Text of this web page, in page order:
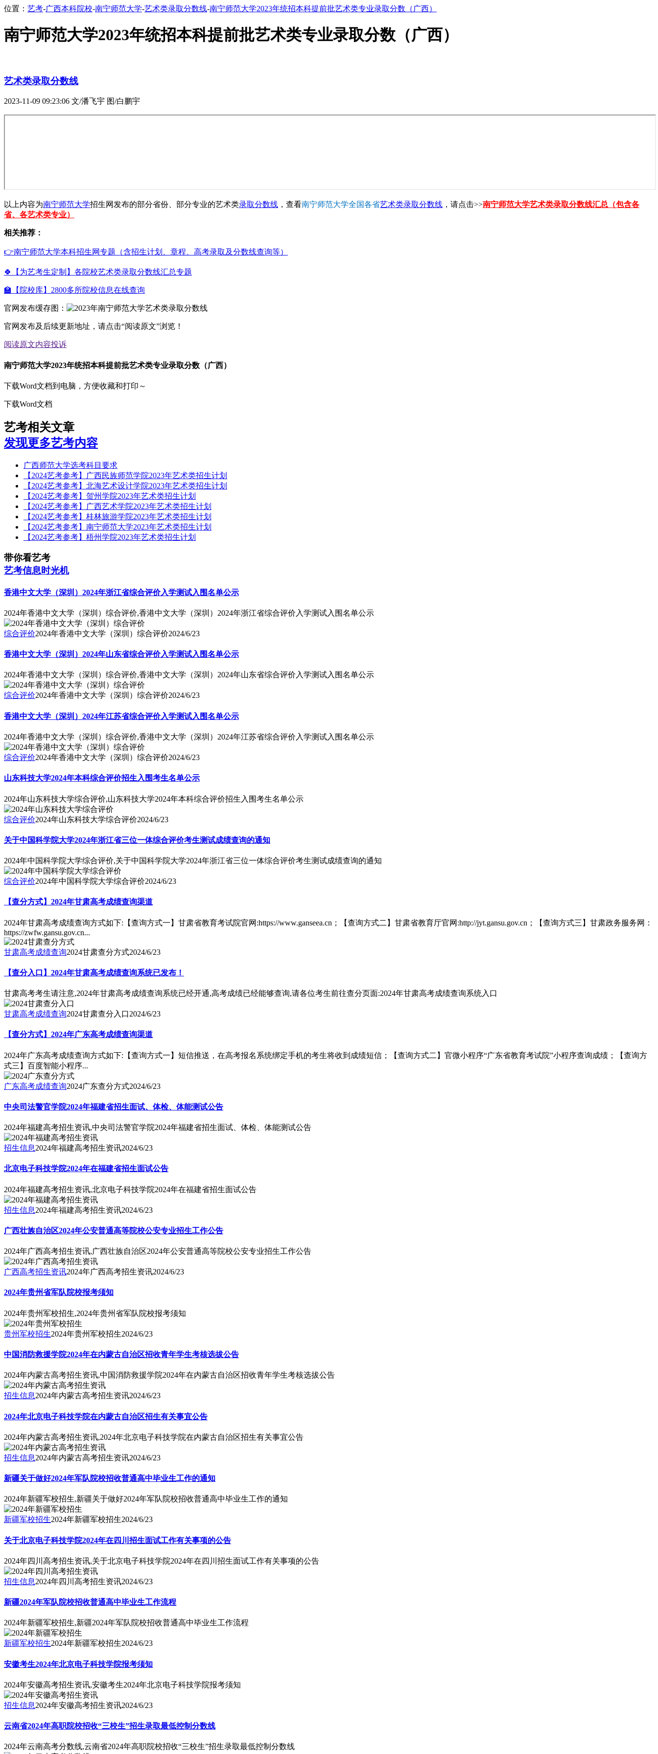
位置： 艺考-广西本科院校-南宁师范大学-艺术类录取分数线-南宁师范大学2023年统招本科提前批艺术类专业录取分数（广西）
南宁师范大学2023年统招本科提前批艺术类专业录取分数（广西）
艺术类录取分数线
2023-11-09 09:23:06 文/潘飞宇 图/白鹏宇
以上内容为南宁师范大学招生网发布的部分省份、部分专业的艺术类录取分数线 ，查看南宁师范大学全国各省艺术类录取分数线 ，请点击>>南宁师范大学艺术类录取分数线汇总（包含各
省、各艺术类专业）
相关推荐：
👉南宁师范大学本科招生网专题（含招生计划、章程、高考录取及分数线查询等）
🍀【为艺考生定制】各院校艺术类录取分数线汇总专题
🏫【院校库】2800多所院校信息在线查询
官网发布缓存图：
官网发布及后续更新地址，请点击“阅读原文”浏览！
阅读原文内容投诉
南宁师范大学2023年统招本科提前批艺术类专业录取分数（广西）
下载Word文档到电脑，方便收藏和打印～
下载Word文档
艺考相关文章
发现更多艺考内容
广西师范大学选考科目要求
【2024艺考参考】广西民族师范学院2023年艺术类招生计划
【2024艺考参考】北海艺术设计学院2023年艺术类招生计划
【2024艺考参考】贺州学院2023年艺术类招生计划
【2024艺考参考】广西艺术学院2023年艺术类招生计划
【2024艺考参考】桂林旅游学院2023年艺术类招生计划
【2024艺考参考】南宁师范大学2023年艺术类招生计划
【2024艺考参考】梧州学院2023年艺术类招生计划
带你看艺考
艺考信息时光机
香港中文大学（深圳）2024年浙江省综合评价入学测试入围名单公示
2024年香港中文大学（深圳）综合评价,香港中文大学（深圳）2024年浙江省综合评价入学测试入围名单公示
综合评价2024年香港中文大学（深圳）综合评价2024/6/23
香港中文大学（深圳）2024年山东省综合评价入学测试入围名单公示
2024年香港中文大学（深圳）综合评价,香港中文大学（深圳）2024年山东省综合评价入学测试入围名单公示
综合评价2024年香港中文大学（深圳）综合评价2024/6/23
香港中文大学（深圳）2024年江苏省综合评价入学测试入围名单公示
2024年香港中文大学（深圳）综合评价,香港中文大学（深圳）2024年江苏省综合评价入学测试入围名单公示
综合评价2024年香港中文大学（深圳）综合评价2024/6/23
山东科技大学2024年本科综合评价招生入围考生名单公示
2024年山东科技大学综合评价,山东科技大学2024年本科综合评价招生入围考生名单公示
综合评价2024年山东科技大学综合评价2024/6/23
关于中国科学院大学2024年浙江省三位一体综合评价考生测试成绩查询的通知
2024年中国科学院大学综合评价,关于中国科学院大学2024年浙江省三位一体综合评价考生测试成绩查询的通知
综合评价2024年中国科学院大学综合评价2024/6/23
【查分方式】2024年甘肃高考成绩查询渠道
2024年甘肃高考成绩查询方式如下:【查询方式一】甘肃省教育考试院官网:https://www.ganseea.cn；【查询方式二】甘肃省教育厅官网:http://jyt.gansu.gov.cn；【查询方式三】甘肃政务服务网：
https://zwfw.gansu.gov.cn...
甘肃高考成绩查询2024甘肃查分方式2024/6/23
【查分入口】2024年甘肃高考成绩查询系统已发布！
甘肃高考考生请注意,2024年甘肃高考成绩查询系统已经开通,高考成绩已经能够查询,请各位考生前往查分页面:2024年甘肃高考成绩查询系统入口
甘肃高考成绩查询2024甘肃查分入口2024/6/23
【查分方式】2024年广东高考成绩查询渠道
2024年广东高考成绩查询方式如下:【查询方式一】短信推送，在高考报名系统绑定手机的考生将收到成绩短信；【查询方式二】官微小程序“广东省教育考试院”小程序查询成绩；【查询方
式三】百度智能小程序...
广东高考成绩查询2024广东查分方式2024/6/23
中央司法警官学院2024年福建省招生面试、体检、体能测试公告
2024年福建高考招生资讯,中央司法警官学院2024年福建省招生面试、体检、体能测试公告
招生信息2024年福建高考招生资讯2024/6/23
北京电子科技学院2024年在福建省招生面试公告
2024年福建高考招生资讯,北京电子科技学院2024年在福建省招生面试公告
招生信息2024年福建高考招生资讯2024/6/23
广西壮族自治区2024年公安普通高等院校公安专业招生工作公告
2024年广西高考招生资讯,广西壮族自治区2024年公安普通高等院校公安专业招生工作公告
广西高考招生资讯2024年广西高考招生资讯2024/6/23
2024年贵州省军队院校报考须知
2024年贵州军校招生,2024年贵州省军队院校报考须知
贵州军校招生2024年贵州军校招生2024/6/23
中国消防救援学院2024年在内蒙古自治区招收青年学生考核选拔公告
2024年内蒙古高考招生资讯,中国消防救援学院2024年在内蒙古自治区招收青年学生考核选拔公告
招生信息2024年内蒙古高考招生资讯2024/6/23
2024年北京电子科技学院在内蒙古自治区招生有关事宜公告
2024年内蒙古高考招生资讯,2024年北京电子科技学院在内蒙古自治区招生有关事宜公告
招生信息2024年内蒙古高考招生资讯2024/6/23
新疆关于做好2024年军队院校招收普通高中毕业生工作的通知
2024年新疆军校招生,新疆关于做好2024年军队院校招收普通高中毕业生工作的通知
新疆军校招生2024年新疆军校招生2024/6/23
关于北京电子科技学院2024年在四川招生面试工作有关事项的公告
2024年四川高考招生资讯,关于北京电子科技学院2024年在四川招生面试工作有关事项的公告
招生信息2024年四川高考招生资讯2024/6/23
新疆2024年军队院校招收普通高中毕业生工作流程
2024年新疆军校招生,新疆2024年军队院校招收普通高中毕业生工作流程
新疆军校招生2024年新疆军校招生2024/6/23
安徽考生2024年北京电子科技学院报考须知
2024年安徽高考招生资讯,安徽考生2024年北京电子科技学院报考须知
招生信息2024年安徽高考招生资讯2024/6/23
云南省2024年高职院校招收“三校生”招生录取最低控制分数线
2024年云南高考分数线,云南省2024年高职院校招收“三校生”招生录取最低控制分数线